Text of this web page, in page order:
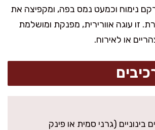
נימוח וכמעט נמס בפה, ומקפיצה את
זו עוגה אוורירית, מפנקת ומושלמת
או לאירוח.
בינוניים (גרני סמית או פינק